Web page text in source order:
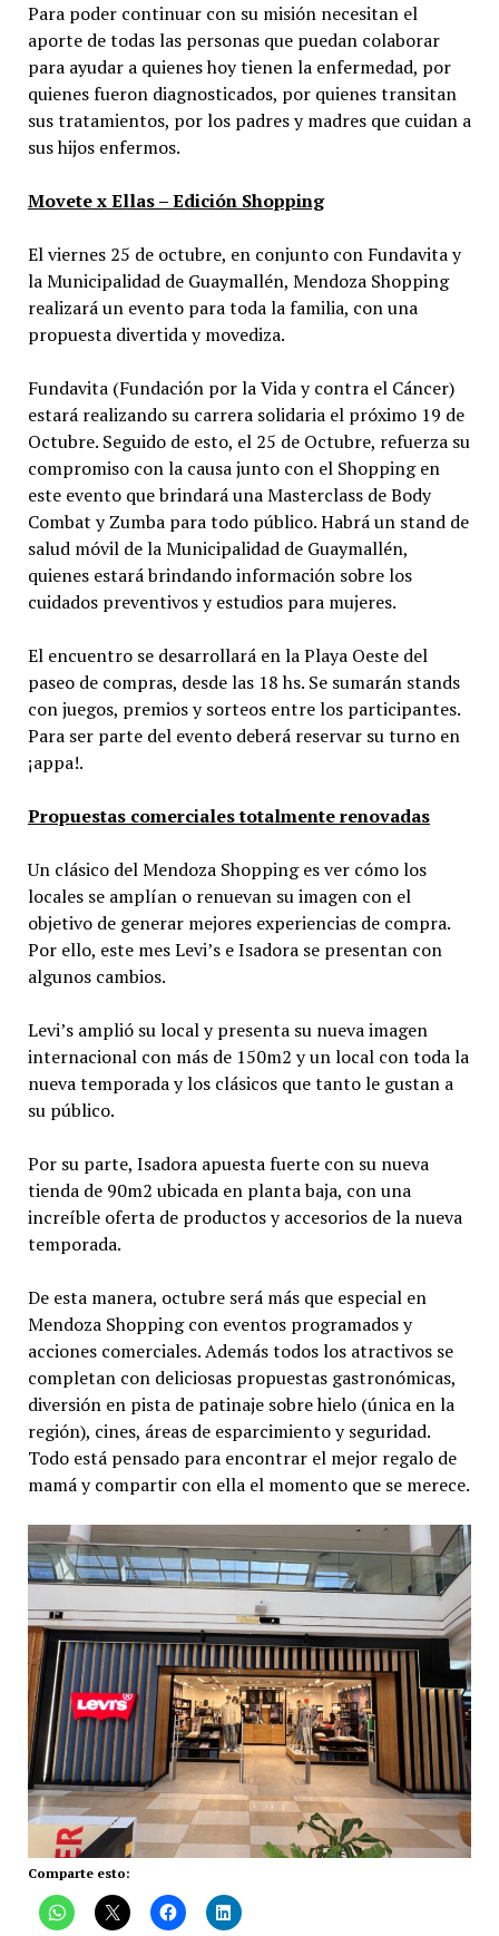
Para poder continuar con su misión necesitan el
aporte de todas las personas que puedan colaborar
para ayudar a quienes hoy tienen la enfermedad, por
quienes fueron diagnosticados, por quienes transitan
sus tratamientos, por los padres y madres que cuidan a
sus hijos enfermos.
Movete x Ellas – Edición Shopping
El viernes 25 de octubre, en conjunto con Fundavita y
la Municipalidad de Guaymallén, Mendoza Shopping
realizará un evento para toda la familia, con una
propuesta divertida y movediza.
Fundavita (Fundación por la Vida y contra el Cáncer)
estará realizando su carrera solidaria el próximo 19 de
Octubre. Seguido de esto, el 25 de Octubre, refuerza su
compromiso con la causa junto con el Shopping en
este evento que brindará una Masterclass de Body
Combat y Zumba para todo público. Habrá un stand de
salud móvil de la Municipalidad de Guaymallén,
quienes estará brindando información sobre los
cuidados preventivos y estudios para mujeres.
El encuentro se desarrollará en la Playa Oeste del
paseo de compras, desde las 18 hs. Se sumarán stands
con juegos, premios y sorteos entre los participantes.
Para ser parte del evento deberá reservar su turno en
¡appa!.
Propuestas comerciales totalmente renovadas
Un clásico del Mendoza Shopping es ver cómo los
locales se amplían o renuevan su imagen con el
objetivo de generar mejores experiencias de compra.
Por ello, este mes Levi’s e Isadora se presentan con
algunos cambios.
Levi’s amplió su local y presenta su nueva imagen
internacional con más de 150m2 y un local con toda la
nueva temporada y los clásicos que tanto le gustan a
su público.
Por su parte, Isadora apuesta fuerte con su nueva
tienda de 90m2 ubicada en planta baja, con una
increíble oferta de productos y accesorios de la nueva
temporada.
De esta manera, octubre será más que especial en
Mendoza Shopping con eventos programados y
acciones comerciales. Además todos los atractivos se
completan con deliciosas propuestas gastronómicas,
diversión en pista de patinaje sobre hielo (única en la
región), cines, áreas de esparcimiento y seguridad.
Todo está pensado para encontrar el mejor regalo de
mamá y compartir con ella el momento que se merece.
Comparte esto: